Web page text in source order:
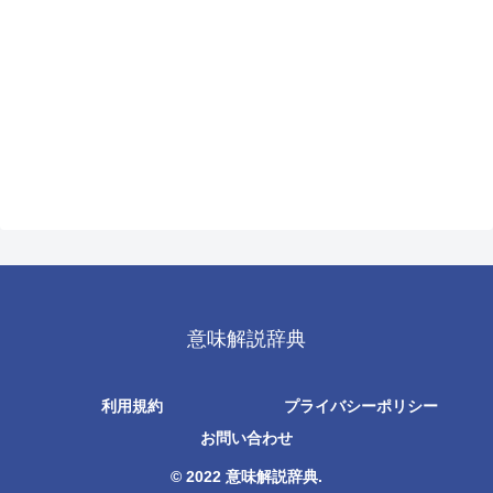
意味解説辞典
利用規約
プライバシーポリシー
お問い合わせ
© 2022 意味解説辞典.